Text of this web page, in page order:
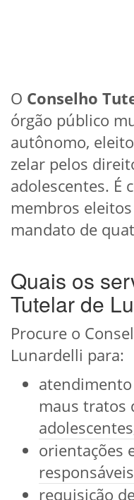
O Conselho
órgão público
autônomo,
zelar pelos
adolescentes. É
membros
mandato de
Quais os
Tutelar de
Procure o
Lunardelli para:
maus tratos
orientações
requisição